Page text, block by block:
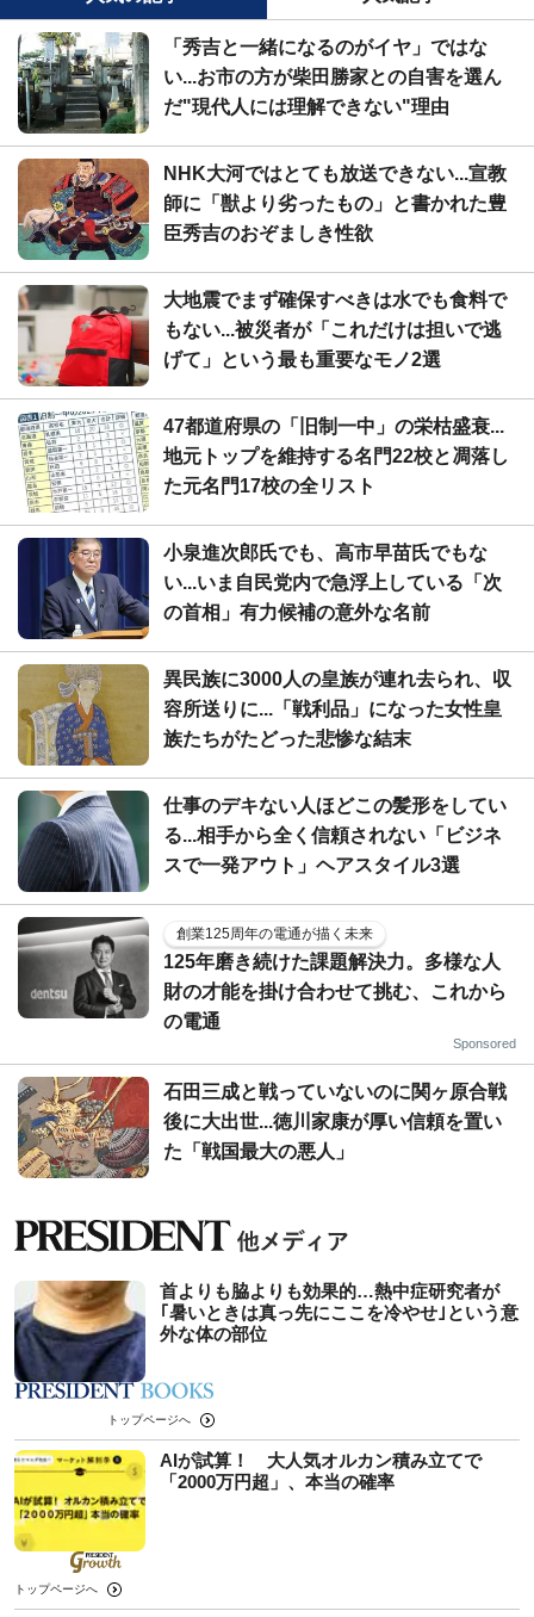
「秀吉と一緒になるのがイヤ」ではな
い...お市の方が柴田勝家との自害を選ん
だ"現代人には理解できない"理由
NHK大河ではとても放送できない...宣教
師に「獣より劣ったもの」と書かれた豊
臣秀吉のおぞましき性欲
大地震でまず確保すべきは水でも食料で
もない...被災者が「これだけは担いで逃
げて」という最も重要なモノ2選
47都道府県の「旧制一中」の栄枯盛衰...
地元トップを維持する名門22校と凋落し
た元名門17校の全リスト
小泉進次郎氏でも、高市早苗氏でもな
い...いま自民党内で急浮上している「次
の首相」有力候補の意外な名前
異民族に3000人の皇族が連れ去られ、収
容所送りに...「戦利品」になった女性皇
族たちがたどった悲惨な結末
仕事のデキない人ほどこの髪形をしてい
る...相手から全く信頼されない「ビジネ
スで一発アウト」ヘアスタイル3選
創業125周年の電通が描く未来
125年磨き続けた課題解決力。多様な人
財の才能を掛け合わせて挑む、これから
の電通
Sponsored
石田三成と戦っていないのに関ヶ原合戦
後に大出世...徳川家康が厚い信頼を置い
た「戦国最大の悪人」
首よりも脇よりも効果的…熱中症研究者が
｢暑いときは真っ先にここを冷やせ｣という意
外な体の部位
トップページへ
AIが試算！ 大人気オルカン積み立てで
「2000万円超」、本当の確率
トップページへ